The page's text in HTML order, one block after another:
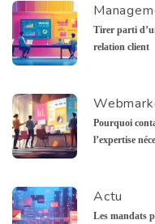
Tirer parti
relation client
Pourquoi
l’expertise
Actu
Les mandats